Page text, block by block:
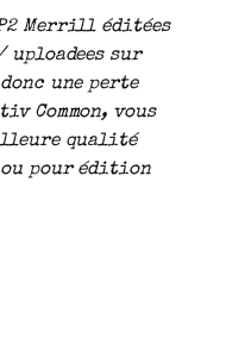
Merrill éditées
uploadees sur
une perte
Common, vous
qualité
ou pour édition